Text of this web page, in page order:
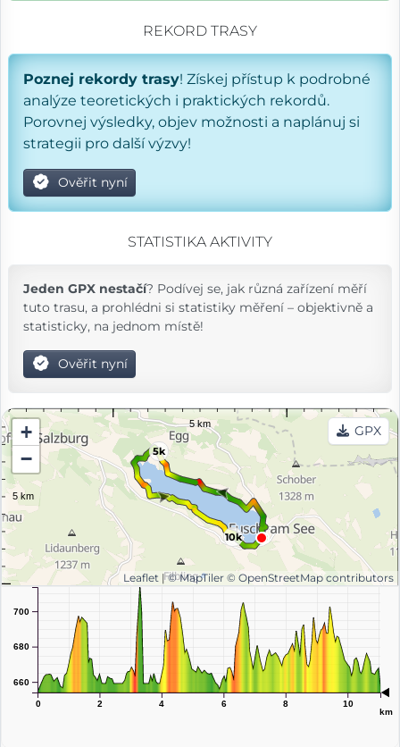
REKORD TRASY
Poznej rekordy trasy! Získej přístup k podrobné
analýze teoretických i praktických rekordů.
Porovnej výsledky, objev možnosti a naplánuj si
strategii pro další výzvy!
Ověřit nyní
STATISTIKA AKTIVITY
Jeden GPX nestačí? Podívej se, jak různá zařízení měří
tuto trasu, a prohlédni si statistiky měření – objektivně a
statisticky, na jednom místě!
Ověřit nyní
10k
5k
+
−
GPX
Leaflet | © MapTiler © OpenStreetMap contributors
0 2 4 6 8 10
km
660
680
700
m